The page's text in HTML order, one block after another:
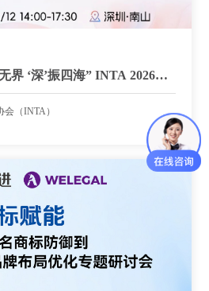
界 ‘深’振四海” INTA 2026年
站）即将启幕！
（INTA）